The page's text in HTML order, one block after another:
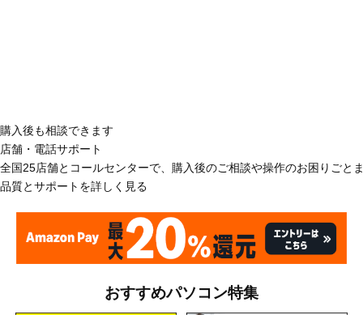
購入後も相談できます
店舗・電話サポート
全国25店舗とコールセンターで、購入後のご相談や操作のお困りごと
品質とサポートを詳しく見る
おすすめパソコン特集